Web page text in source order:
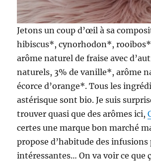
Jetons un coup d’œil à sa
hibiscus*, cynorhodon*,
arôme naturel de fraise avec
naturels, 3% de vanille*, arôme
écorce d’orange*. Tous les
astérisque sont bio. Je suis
trouver quasi que des arômes ici,
certes une marque bon marché
propose d’habitude des infusions
intéressantes… On va voir ce que